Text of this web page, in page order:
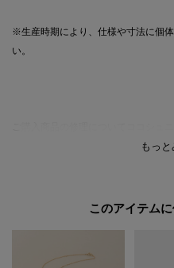
※生産時期により、仕様や寸法に個
い。
お直しセンターでの修理の対応がで
ショップ検索でご確認お願い致しま
このアイテム